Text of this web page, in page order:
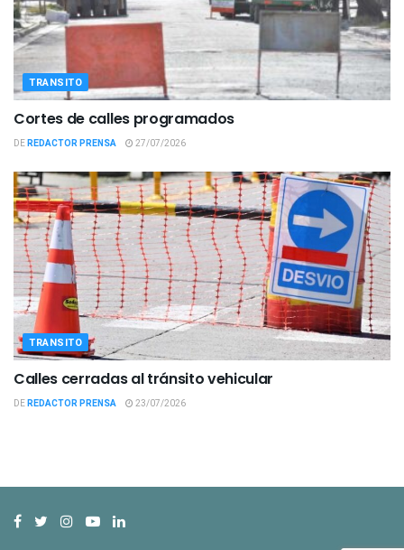
TRANSITO
Cortes de calles programados
DEREDACTOR PRENSA 27/07/2026
TRANSITO
Calles cerradas al tránsito vehicular
DEREDACTOR PRENSA 23/07/2026